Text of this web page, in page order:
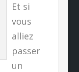
Et si
vous
alliez
passer
un